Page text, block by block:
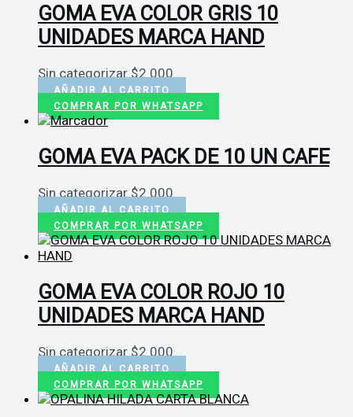
GOMA EVA COLOR GRIS 10
UNIDADES MARCA HAND
Sin categorizar $2.000
AÑADIR AL CARRITO
COMPRAR POR WHATSAPP
GOMA EVA PACK DE 10 UN CAFE
Sin categorizar $2.000
AÑADIR AL CARRITO
COMPRAR POR WHATSAPP
GOMA EVA COLOR ROJO 10
UNIDADES MARCA HAND
Sin categorizar$2.000
AÑADIR AL CARRITO
COMPRAR POR WHATSAPP